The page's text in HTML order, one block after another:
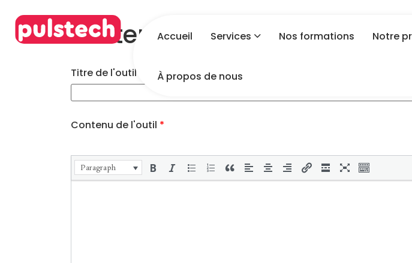
Accueil Services Nos formations Notre
À propos de nous
Frontend Form
Titre de l'outil
Contenu de l'outil *
Paragraph